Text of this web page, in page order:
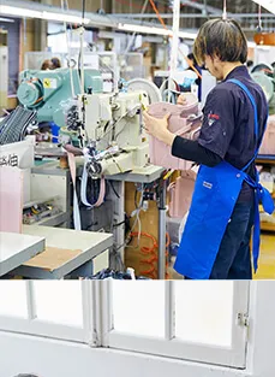
下ベルトを伸縮さ
しっかりと吸収し
背負ったときの位
身体にかかる負担
ベルトが伸縮する